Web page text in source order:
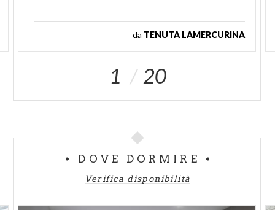
da TENUTA LAMERCURINA
1 20
DOVE DORMIRE
Verifica disponibilità